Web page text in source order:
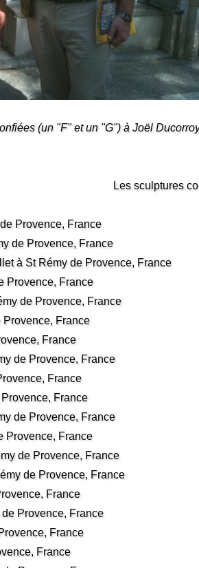
(un "F" et un "G") à Joël
Les sculptures
Provence, France
de Provence, France
à St Rémy de Provence, France
Provence, France
de Provence, France
France
France
de Provence, France
France
France
de Provence, France
Provence, France
de Provence, France
de Provence, France
France
Provence, France
France
France